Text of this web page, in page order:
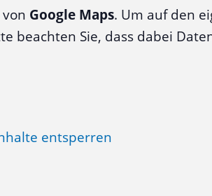
Google Maps. Um auf den
beachten Sie, dass dabei
entsperren